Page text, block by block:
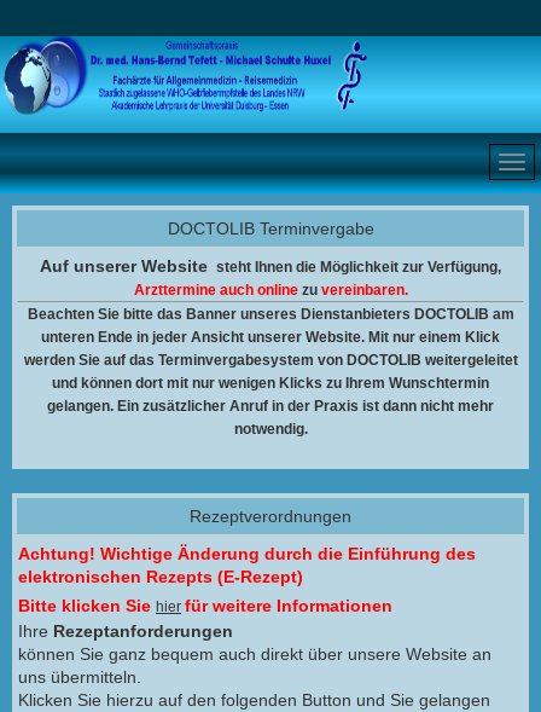
DOCTOLIB Terminvergabe
Auf unserer Website steht Ihnen die Möglichkeit zur Verfügung,
Arzttermine auch onlinezu vereinbaren.
Beachten Sie bitte das Banner unseres Dienstanbieters DOCTOLIB am
unteren Ende in jeder Ansicht unserer Website. Mit nur einem Klick
werden Sie auf das Terminvergabesystem von DOCTOLIB weitergeleitet
und können dort mit nur wenigen Klicks zu Ihrem Wunschtermin
gelangen. Ein zusätzlicher Anruf in der Praxis ist dann nicht mehr
notwendig.
Rezeptverordnungen
Achtung! Wichtige Änderung durch die Einführung des
elektronischen Rezepts (E-Rezept)
Bitte klicken Sie hier für weitere Informationen
Ihre Rezeptanforderungen
können Sie ganz bequem auch direkt über unsere Website an
uns übermitteln.
Klicken Sie hierzu auf den folgenden Button und Sie gelangen